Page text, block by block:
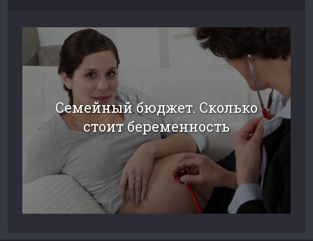
Семейный бюджет. Сколько
стоит беременность